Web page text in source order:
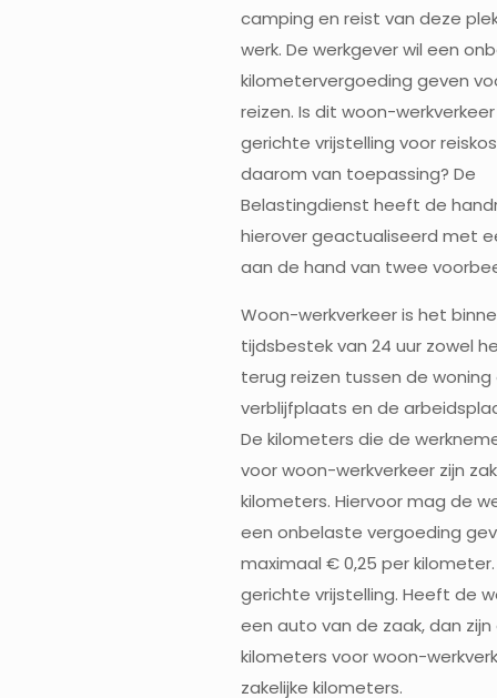
camping en reist van deze
werk. De werkgever wil een
kilometervergoeding geven
reizen. Is dit woon-
gerichte vrijstelling voor
daarom van toepassing? De
Belastingdienst heeft de
hierover geactualiseerd met
aan de hand van twee
Woon-werkverkeer is het
tijdsbestek van 24 uur zowel
terug reizen tussen de woning
verblijfplaats en de
De kilometers die de
voor woon-werkverkeer zijn
kilometers. Hiervoor mag de
een onbelaste vergoeding
maximaal € 0,25 per
gerichte vrijstelling. Heeft de
een auto van de zaak, dan zijn
kilometers voor woon-
zakelijke kilometers.